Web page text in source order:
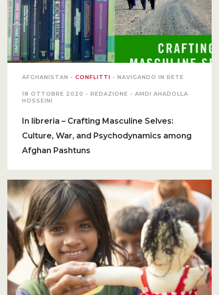
AFGHANISTAN - CONFLITTI - NAVIGANDO IN RETE
18 OTTOBRE 2020 - REDAZIONE - AMDI AHADOLLA
HOSSEINI
In libreria – Crafting Masculine Selves:
Culture, War, and Psychodynamics among
Afghan Pashtuns